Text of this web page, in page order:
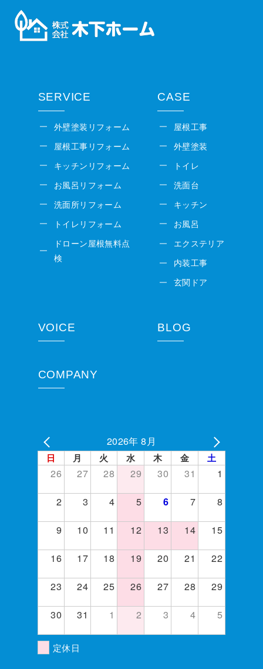
SERVICE
外壁塗装リフォーム
屋根工事リフォーム
キッチンリフォーム
お風呂リフォーム
洗面所リフォーム
トイレリフォーム
ドローン屋根無料点
検
CASE
屋根工事
外壁塗装
トイレ
洗面台
キッチン
お風呂
エクステリア
内装工事
玄関ドア
VOICE BLOG
COMPANY
2026年 8月
日 月 火 水 木 金 土
26 27 28 29 30 31
1
2
3 4 5 6 7
8
9
10 11 12 13 14
15
16
17 18 19 20 21
22
23
24 25 26 27 28
29
30
31 1 2 3 4 5
定休日